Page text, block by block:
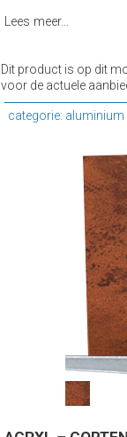
Lees meer...
Dit product is op dit
voor de actuele
categorie: